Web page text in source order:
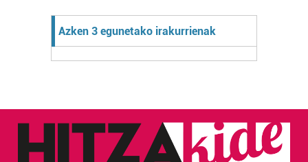
Azken 3 egunetako irakurrienak